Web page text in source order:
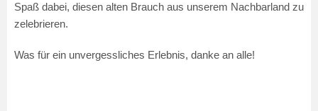
Spaß dabei, diesen alten Brauch aus unserem Nachbarland zu
zelebrieren.
Was für ein unvergessliches Erlebnis, danke an alle!